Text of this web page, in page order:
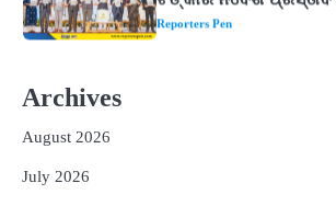
Reporters Pen
Archives
August 2026
July 2026